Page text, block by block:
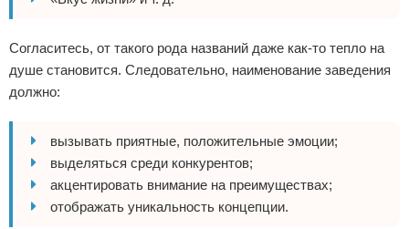
Согласитесь, от такого рода названий даже как-то тепло на
душе становится. Следовательно, наименование заведения
должно:
вызывать приятные, положительные эмоции;
выделяться среди конкурентов;
акцентировать внимание на преимуществах;
отображать уникальность концепции.